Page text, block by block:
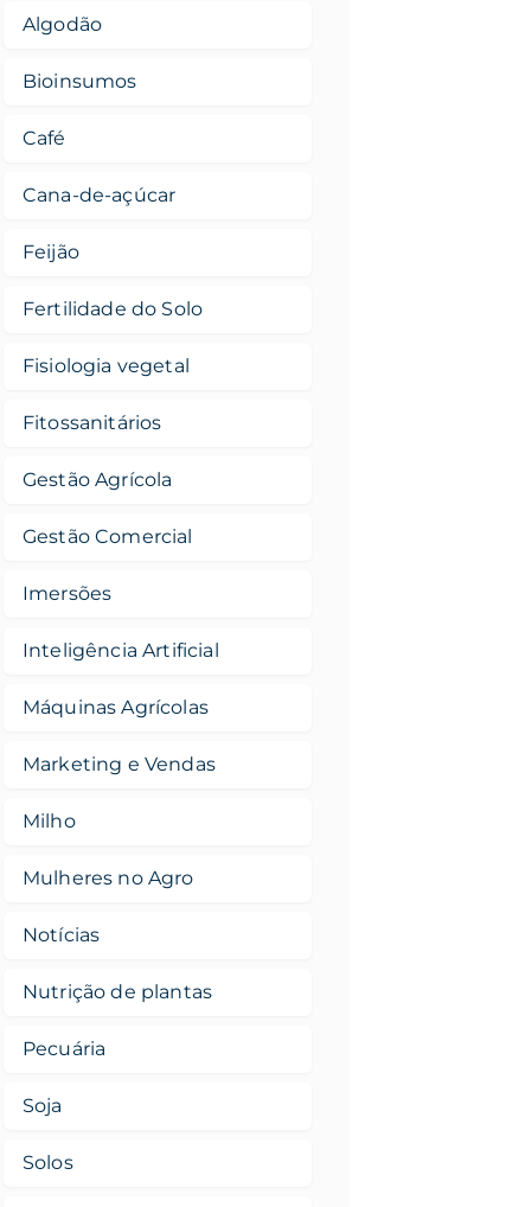
Algodão
Bioinsumos
Café
Cana-de-açúcar
Feijão
Fertilidade do Solo
Fisiologia vegetal
Fitossanitários
Gestão Agrícola
Gestão Comercial
Imersões
Inteligência Artificial
Máquinas Agrícolas
Marketing e Vendas
Milho
Mulheres no Agro
Notícias
Nutrição de plantas
Pecuária
Soja
Solos